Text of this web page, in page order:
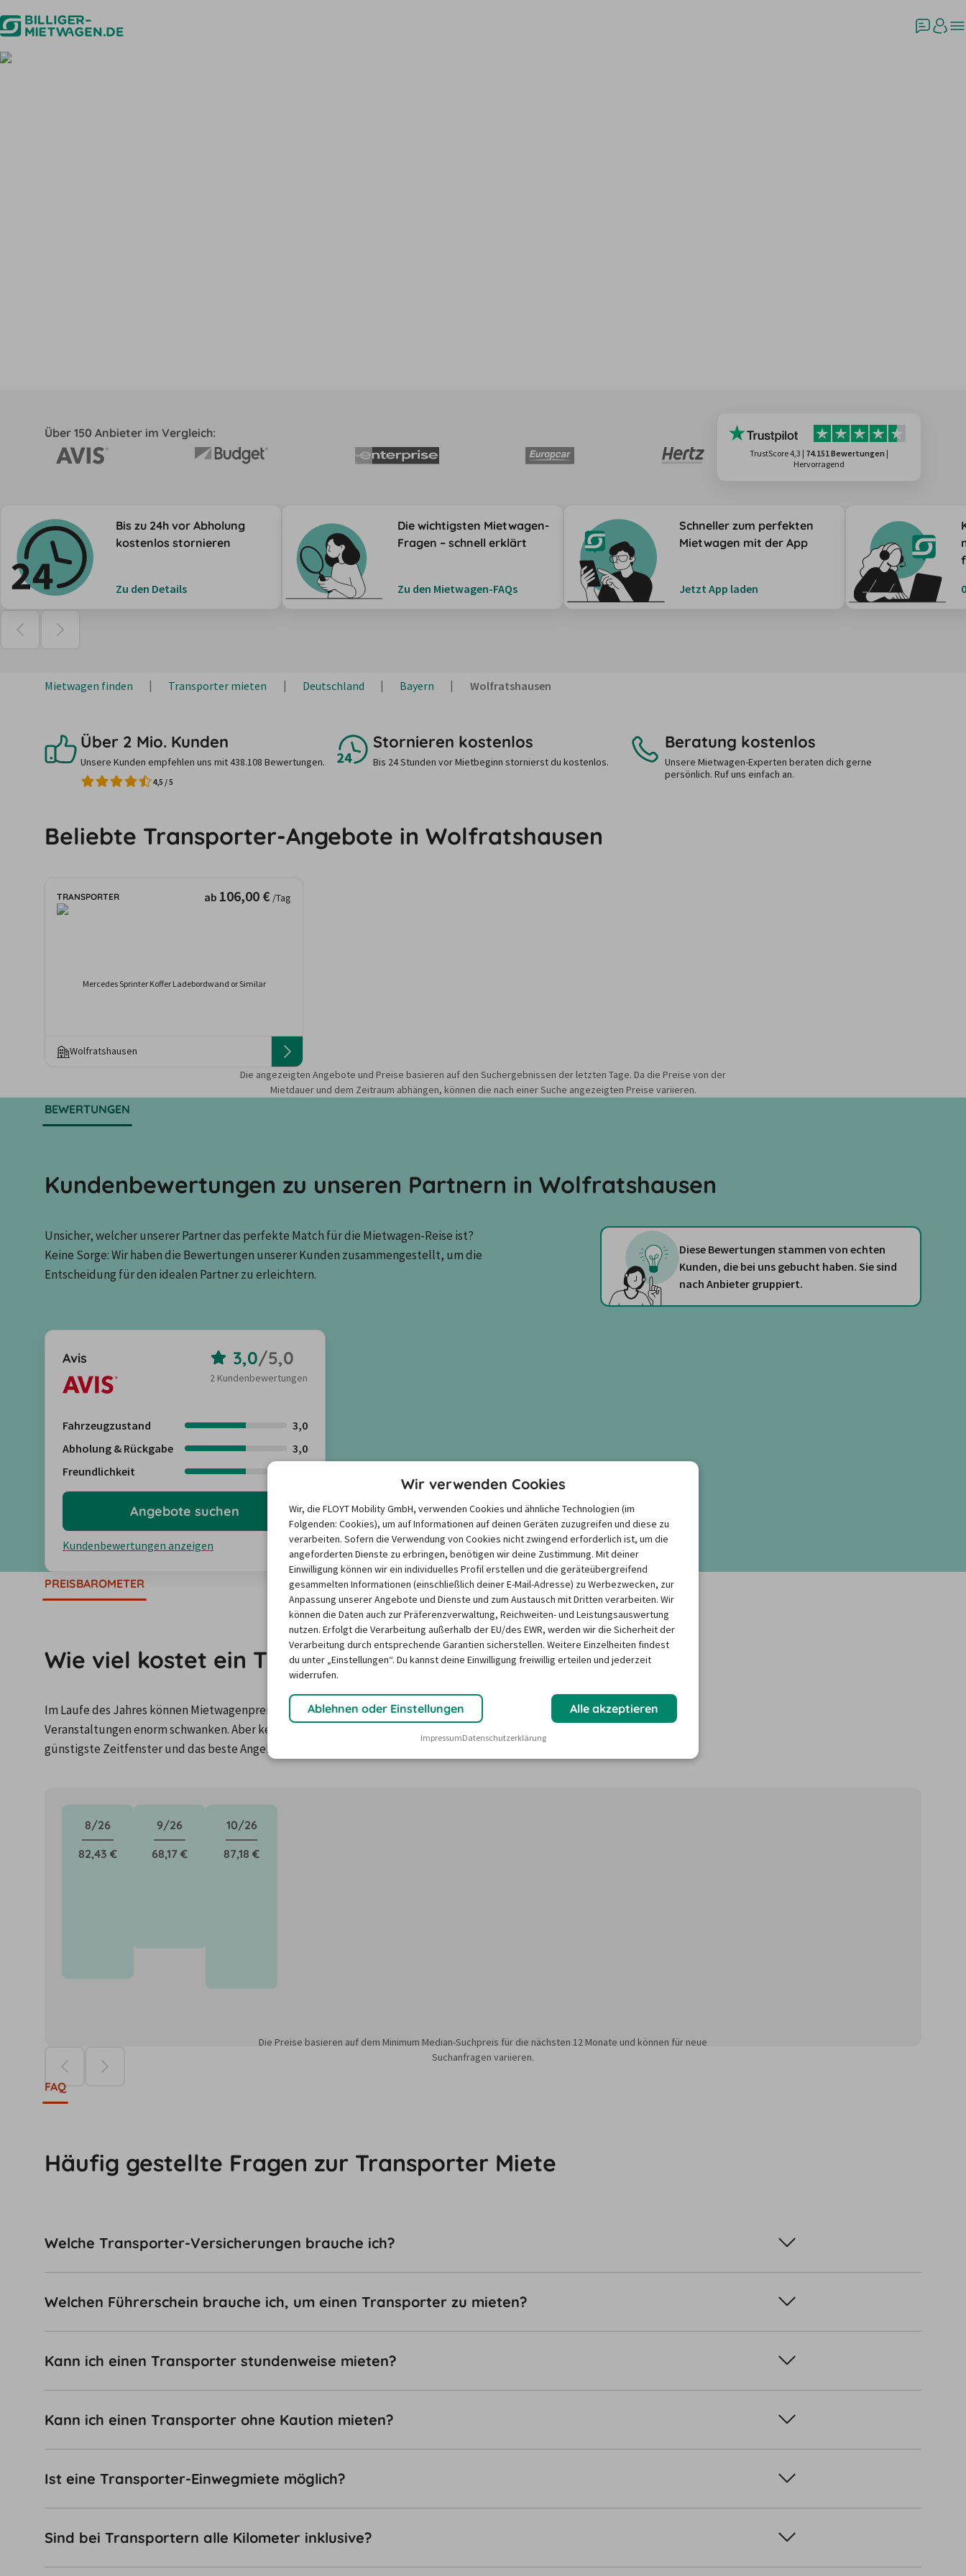
Über 150 Anbieter im Vergleich:
TrustScore 4,3 | 74.151 Bewertungen |
Hervorragend
Bis zu 24h vor Abholung
kostenlos stornieren
Zu den Details
Die wichtigsten Mietwagen-
Fragen – schnell erklärt
Zu den Mietwagen-FAQs
Schneller zum perfekten
Mietwagen mit der App
Jetzt App laden
Mietwagen finden Transporter mieten Deutschland Bayern Wolfratshausen
Über 2 Mio. Kunden
Unsere Kunden empfehlen uns mit 438.108 Bewertungen.
4,5 /5
Stornieren kostenlos
Bis 24 Stunden vor Mietbeginn stornierst du kostenlos.
Beratung kostenlos
Unsere Mietwagen-Experten beraten dich gerne
persönlich. Ruf uns einfach an.
Beliebte Transporter-Angebote in Wolfratshausen
TRANSPORTER ab 106,00 € /Tag
Mercedes Sprinter Koffer Ladebordwand or Similar
Wolfratshausen
Die angezeigten Angebote und Preise basieren auf den Suchergebnissen der letzten Tage. Da die Preise von der
Mietdauer und dem Zeitraum abhängen, können die nach einer Suche angezeigten Preise variieren.
BEWERTUNGEN
Kundenbewertungen zu unseren Partnern in Wolfratshausen
Unsicher, welcher unserer Partner das perfekte Match für die Mietwagen-Reise ist?
Keine Sorge: Wir haben die Bewertungen unserer Kunden zusammengestellt, um die
Entscheidung für den idealen Partner zu erleichtern.
Diese Bewertungen stammen von echten
Kunden, die bei uns gebucht haben. Sie sind
nach Anbieter gruppiert.
Avis 3,0/5,0
2 Kundenbewertungen
Fahrzeugzustand
3,0
Abholung & Rückgabe
3,0
Freundlichkeit
Kundenbewertungen anzeigen
Angebote suchen
PREISBAROMETER
Wie viel kostet ein Transporter in Wolfratshausen?
Im Laufe des Jahres können Mietwagenpreise durch Faktoren wie saisonale Nachfrage, Feiertage oder lokale
Veranstaltungen enorm schwanken. Aber keine Panik: Unser Mietwagen-Preisbarometer hilft immer, das
günstigste Zeitfenster und das beste Angebot für den Mietwagen zu finden – versprochen!
8/26
82,43 €
9/26
68,17 €
10/26
87,18 €
Die Preise basieren auf dem Minimum Median-Suchpreis für die nächsten 12 Monate und können für neue
Suchanfragen variieren.
FAQ
Häufig gestellte Fragen zur Transporter Miete
Welche Transporter-Versicherungen brauche ich?
Welchen Führerschein brauche ich, um einen Transporter zu mieten?
Kann ich einen Transporter stundenweise mieten?
Kann ich einen Transporter ohne Kaution mieten?
Ist eine Transporter-Einwegmiete möglich?
Sind bei Transportern alle Kilometer inklusive?
Wir verwenden Cookies
Wir, die FLOYT Mobility GmbH, verwenden Cookies und ähnliche Technologien (im
Folgenden: Cookies), um auf Informationen auf deinen Geräten zuzugreifen und diese zu
verarbeiten. Sofern die Verwendung von Cookies nicht zwingend erforderlich ist, um die
angeforderten Dienste zu erbringen, benötigen wir deine Zustimmung. Mit deiner
Einwilligung können wir ein individuelles Profil erstellen und die geräteübergreifend
gesammelten Informationen (einschließlich deiner E-Mail-Adresse) zu Werbezwecken, zur
Anpassung unserer Angebote und Dienste und zum Austausch mit Dritten verarbeiten. Wir
können die Daten auch zur Präferenzverwaltung, Reichweiten- und Leistungsauswertung
nutzen. Erfolgt die Verarbeitung außerhalb der EU/des EWR, werden wir die Sicherheit der
Verarbeitung durch entsprechende Garantien sicherstellen. Weitere Einzelheiten findest
du unter „Einstellungen“. Du kannst deine Einwilligung freiwillig erteilen und jederzeit
widerrufen.
Ablehnen oder Einstellungen Alle akzeptieren
ImpressumDatenschutzerklärung